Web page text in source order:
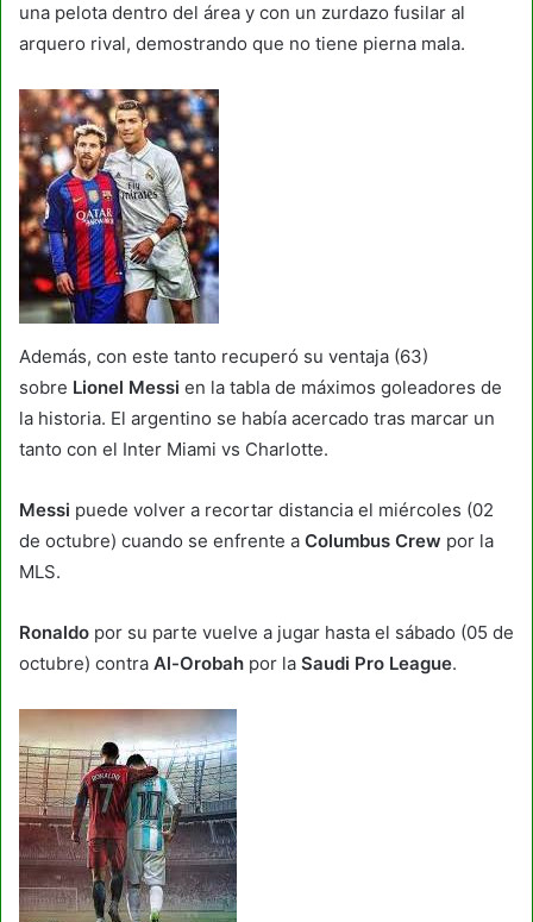
una pelota dentro del área y con un zurdazo fusilar al
arquero rival, demostrando que no tiene pierna mala.
Además, con este tanto recuperó su ventaja (63)
sobre Lionel Messi en la tabla de máximos goleadores de
la historia. El argentino se había acercado tras marcar un
tanto con el Inter Miami vs Charlotte.
Messi puede volver a recortar distancia el miércoles (02
de octubre) cuando se enfrente a Columbus Crew por la
MLS.
Ronaldo por su parte vuelve a jugar hasta el sábado (05 de
octubre) contra Al-Orobah por la Saudi Pro League.